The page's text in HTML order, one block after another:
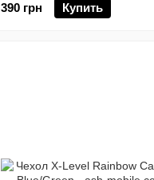
390 грн
Купить